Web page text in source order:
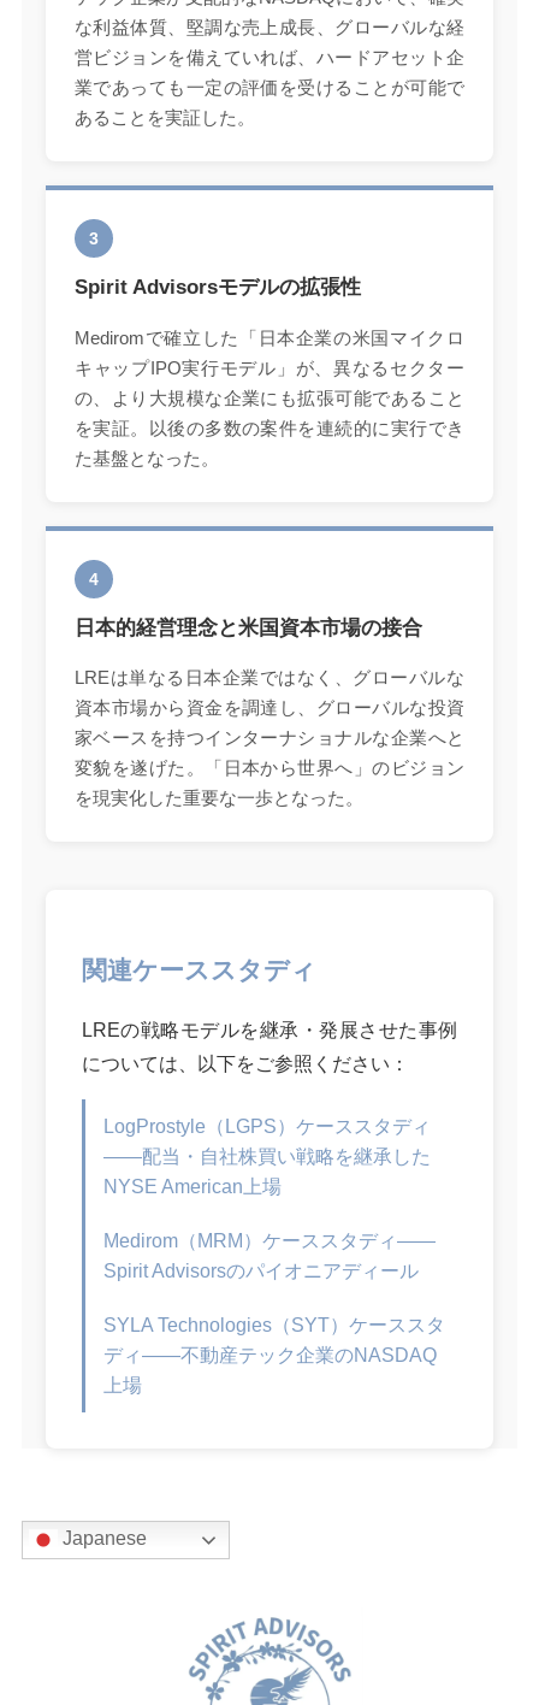
な利益体質、堅調な売上成長、グローバルな経
営ビジョンを備えていれば、ハードアセット企
業であっても一定の評価を受けることが可能で
あることを実証した。
3
Spirit Advisorsモデルの拡張性
Mediromで確立した「日本企業の米国マイクロ
キャップIPO実行モデル」が、異なるセクター
の、より大規模な企業にも拡張可能であること
を実証。以後の多数の案件を連続的に実行でき
た基盤となった。
4
日本的経営理念と米国資本市場の接合
LREは単なる日本企業ではなく、グローバルな
資本市場から資金を調達し、グローバルな投資
家ベースを持つインターナショナルな企業へと
変貌を遂げた。「日本から世界へ」のビジョン
を現実化した重要な一歩となった。
関連ケーススタディ
LREの戦略モデルを継承・発展させた事例
については、以下をご参照ください：
LogProstyle（LGPS）ケーススタディ
——配当・自社株買い戦略を継承した
NYSE American上場
Medirom（MRM）ケーススタディ——
Spirit Advisorsのパイオニアディール
SYLA Technologies（SYT）ケーススタ
ディ——不動産テック企業のNASDAQ
上場
Japanese